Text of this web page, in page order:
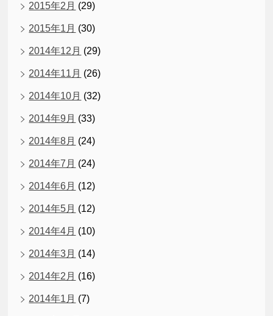
2015年2月 (29)
2015年1月 (30)
2014年12月 (29)
2014年11月 (26)
2014年10月 (32)
2014年9月 (33)
2014年8月 (24)
2014年7月 (24)
2014年6月 (12)
2014年5月 (12)
2014年4月 (10)
2014年3月 (14)
2014年2月 (16)
2014年1月 (7)